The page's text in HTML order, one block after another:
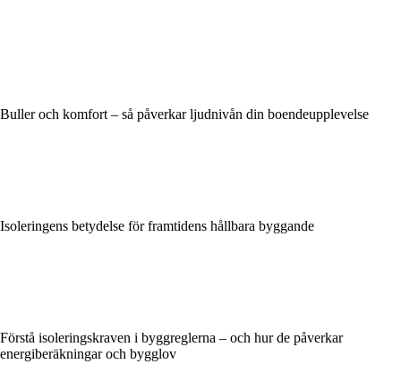
Buller och komfort – så påverkar ljudnivån din boendeupplevelse
Isoleringens betydelse för framtidens hållbara byggande
Förstå isoleringskraven i byggreglerna – och hur de påverkar
energiberäkningar och bygglov